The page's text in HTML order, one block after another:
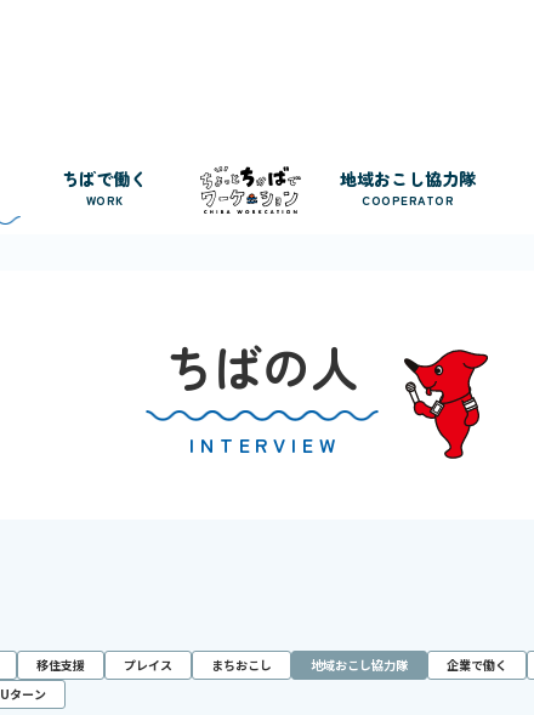
ちばで働く
WORK
地域おこし協力隊
COOPERATOR
ちばの人
INTERVIEW
移住支援 プレイス まちおこし 地域おこし協力隊
企業で働く
Uターン